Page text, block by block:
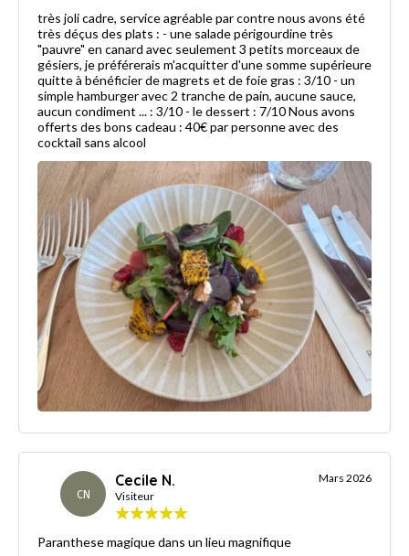
très joli cadre, service agréable par contre nous avons été
très déçus des plats : - une salade périgourdine très
"pauvre" en canard avec seulement 3 petits morceaux de
gésiers, je préférerais m'acquitter d'une somme supérieure
quitte à bénéficier de magrets et de foie gras : 3/10 - un
simple hamburger avec 2 tranche de pain, aucune sauce,
aucun condiment ... : 3/10 - le dessert : 7/10 Nous avons
offerts des bons cadeau : 40€ par personne avec des
cocktail sans alcool
CN
Cecile N.
Visiteur
Mars 2026
Paranthese magique dans un lieu magnifique